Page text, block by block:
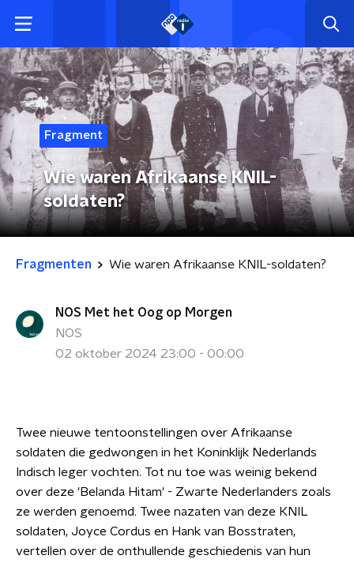
Fragment
Wie waren Afrikaanse KNIL-
soldaten?
Fragmenten Wie waren Afrikaanse KNIL-soldaten?
NOS Met het Oog op Morgen
NOS
02 oktober 2024 23:00 - 00:00
Twee nieuwe tentoonstellingen over Afrikaanse
soldaten die gedwongen in het Koninklijk Nederlands
Indisch leger vochten. Tot nu toe was weinig bekend
over deze 'Belanda Hitam' - Zwarte Nederlanders zoals
ze werden genoemd. Twee nazaten van deze KNIL
soldaten, Joyce Cordus en Hank van Bosstraten,
vertellen over de onthullende geschiedenis van hun